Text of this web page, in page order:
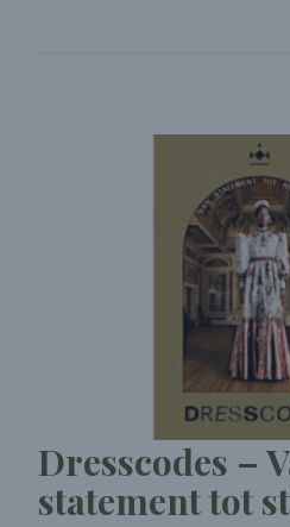
Dresscodes –
statement tot